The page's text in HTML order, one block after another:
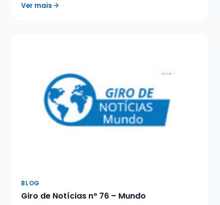
Ver mais
BLOG
Giro de Notícias n° 76 – Mundo